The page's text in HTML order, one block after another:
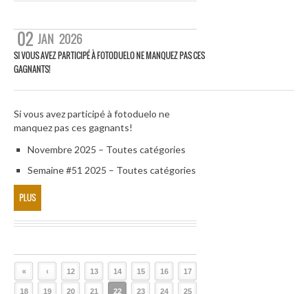
02 JAN 2026
SI VOUS AVEZ PARTICIPÉ À FOTODUELO NE MANQUEZ PAS CES
GAGNANTS!
Si vous avez participé à fotoduelo ne
manquez pas ces gagnants!
Novembre 2025 – Toutes catégories
Semaine #51 2025 – Toutes catégories
PLUS
« ‹ 12 13 14 15 16 17
18 19 20 21 22 23 24 25